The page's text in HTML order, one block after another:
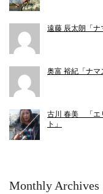
遠藤 辰太朗「ナ
奥富 裕紀「ナマ
古川 春美 「エ
ト」
Monthly Archives